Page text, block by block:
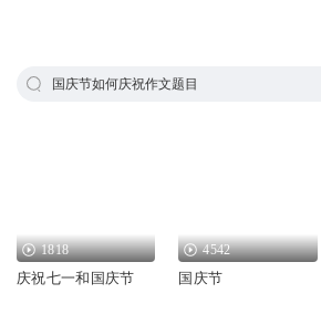
国庆节如何庆祝作文题目
1818
庆祝七一和国庆节
4542
国庆节